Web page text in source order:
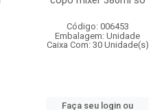
Código: 006453
Embalagem: Unidade
Caixa Com: 30 Unidade(s)
Faça seu login ou